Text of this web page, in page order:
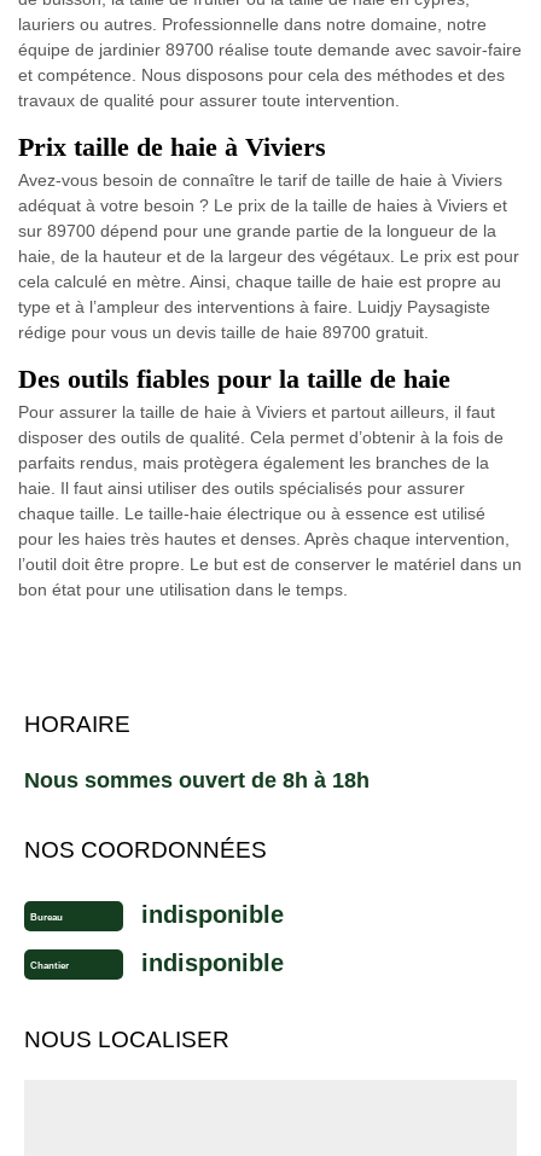
lauriers ou autres. Professionnelle dans notre domaine, notre
équipe de jardinier 89700 réalise toute demande avec savoir-faire
et compétence. Nous disposons pour cela des méthodes et des
travaux de qualité pour assurer toute intervention.
Prix taille de haie à Viviers
Avez-vous besoin de connaître le tarif de taille de haie à Viviers
adéquat à votre besoin ? Le prix de la taille de haies à Viviers et
sur 89700 dépend pour une grande partie de la longueur de la
haie, de la hauteur et de la largeur des végétaux. Le prix est pour
cela calculé en mètre. Ainsi, chaque taille de haie est propre au
type et à l’ampleur des interventions à faire. Luidjy Paysagiste
rédige pour vous un devis taille de haie 89700 gratuit.
Des outils fiables pour la taille de haie
Pour assurer la taille de haie à Viviers et partout ailleurs, il faut
disposer des outils de qualité. Cela permet d’obtenir à la fois de
parfaits rendus, mais protègera également les branches de la
haie. Il faut ainsi utiliser des outils spécialisés pour assurer
chaque taille. Le taille-haie électrique ou à essence est utilisé
pour les haies très hautes et denses. Après chaque intervention,
l’outil doit être propre. Le but est de conserver le matériel dans un
bon état pour une utilisation dans le temps.
HORAIRE
Nous sommes ouvert de 8h à 18h
NOS COORDONNÉES
Bureau indisponible
Chantier indisponible
NOUS LOCALISER